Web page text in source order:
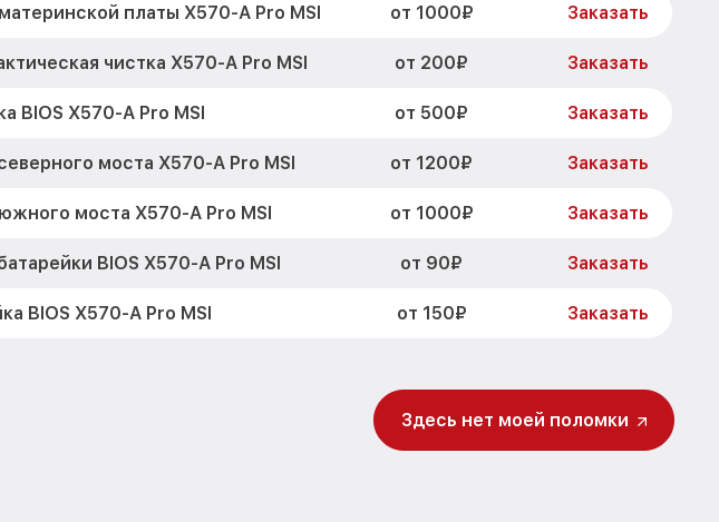
платы X570-A Pro MSI от 1000₽ Заказать
чистка X570-A Pro MSI от 200₽ Заказать
BIOS X570-A Pro MSI от 500₽ Заказать
моста X570-A Pro MSI от 1200₽ Заказать
моста X570-A Pro MSI от 1000₽ Заказать
BIOS X570-A Pro MSI от 90₽ Заказать
BIOS X570-A Pro MSI от 150₽ Заказать
Здесь нет моей поломки